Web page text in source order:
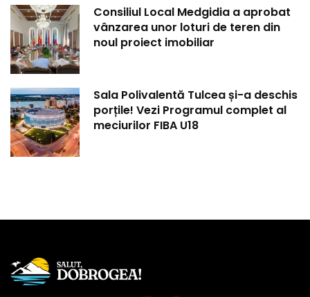
Consiliul Local Medgidia a aprobat
vânzarea unor loturi de teren din
noul proiect imobiliar
Sala Polivalentă Tulcea și-a deschis
porțile! Vezi Programul complet al
meciurilor FIBA U18